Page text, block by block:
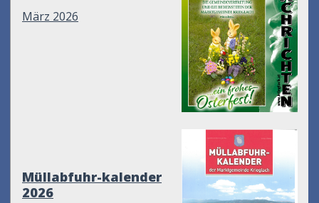
März 2026
Müllabfuhr-kalender
2026